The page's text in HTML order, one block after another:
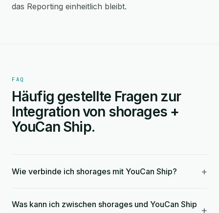
das Reporting einheitlich bleibt.
FAQ
Häufig gestellte Fragen zur
Integration von shorages +
YouCan Ship.
Wie verbinde ich shorages mit YouCan Ship? +
Was kann ich zwischen shorages und YouCan Ship +